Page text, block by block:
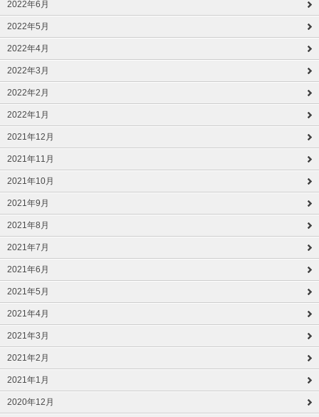
2022年6月
2022年5月
2022年4月
2022年3月
2022年2月
2022年1月
2021年12月
2021年11月
2021年10月
2021年9月
2021年8月
2021年7月
2021年6月
2021年5月
2021年4月
2021年3月
2021年2月
2021年1月
2020年12月